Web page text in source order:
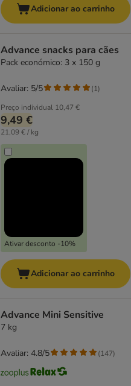
Adicionar ao carrinho
Advance snacks para cães
Pack económico: 3 x 150 g
Preço individual 10,47 €
9,49 €
21,09 € / kg
Ativar desconto -10%
Avaliar: 5/5 (1)
Adicionar ao carrinho
Advance Mini Sensitive
7 kg
Avaliar: 4.8/5 (147)